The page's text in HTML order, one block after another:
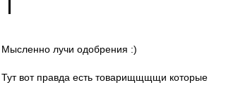
Мысленно лучи одобрения :)
Тут вот правда есть товарищщщщи которые